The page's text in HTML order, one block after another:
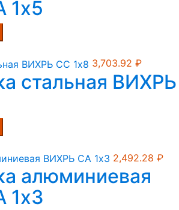
1х5
3,703.92 ₽
стальная ВИХРЬ
2,492.28 ₽
алюминиевая
1х3